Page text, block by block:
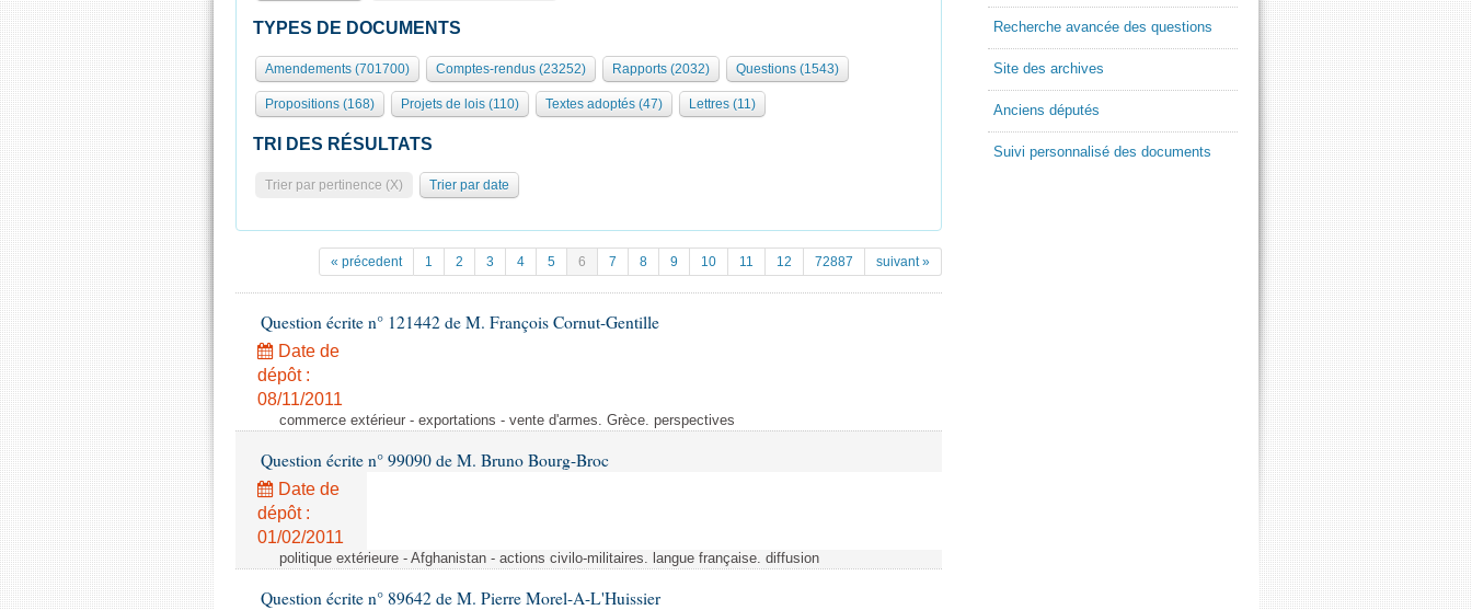
TYPES DE DOCUMENTS
Amendements (701700) Comptes-rendus (23252) Rapports (2032) Questions (1543)
Propositions (168) Projets de lois (110) Textes adoptés (47) Lettres (11)
TRI DES RÉSULTATS
Trier par pertinence (X) Trier par date
« précedent 1 2 3 4 5 6 7 8 9 10 11 12 72887 suivant »
Question écrite n° 121442 de M. François Cornut-Gentille
Date de
dépôt :
08/11/2011
commerce extérieur - exportations - vente d'armes. Grèce. perspectives
Question écrite n° 99090 de M. Bruno Bourg-Broc
Date de
dépôt :
01/02/2011
politique extérieure - Afghanistan - actions civilo-militaires. langue française. diffusion
Question écrite n° 89642 de M. Pierre Morel-A-L'Huissier
Recherche avancée des questions
Site des archives
Anciens députés
Suivi personnalisé des documents